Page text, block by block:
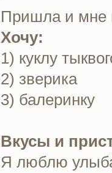
Пришла и мне
Хочу:
1) куклу
2) зверика
3) балеринку
Вкусы и
Я люблю